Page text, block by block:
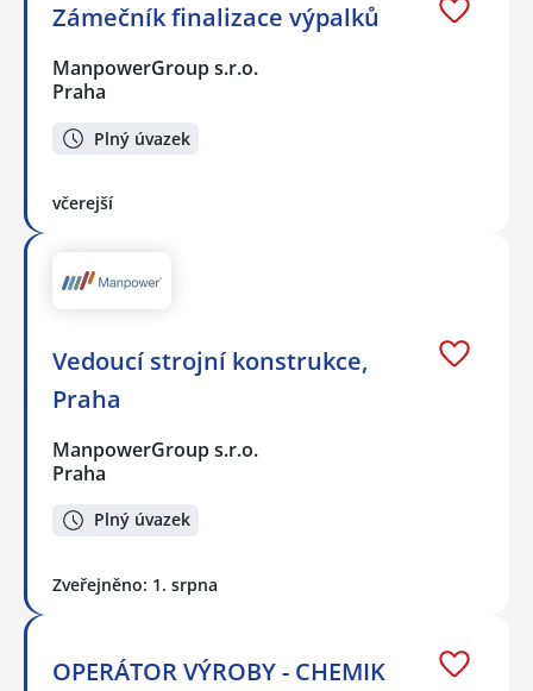
Zámečník finalizace výpalků
ManpowerGroup s.r.o.
Praha
Plný úvazek
včerejší
Vedoucí strojní konstrukce,
Praha
ManpowerGroup s.r.o.
Praha
Plný úvazek
Zveřejněno: 1. srpna
OPERÁTOR VÝROBY - CHEMIK